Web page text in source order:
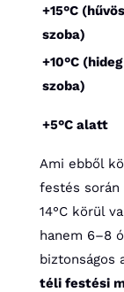
+15°C (hűvös
szoba)
+10°C (hideg
szoba)
+5°C alatt
Ami ebből
festés során
14°C körül
hanem 6–8
biztonságos
téli festési